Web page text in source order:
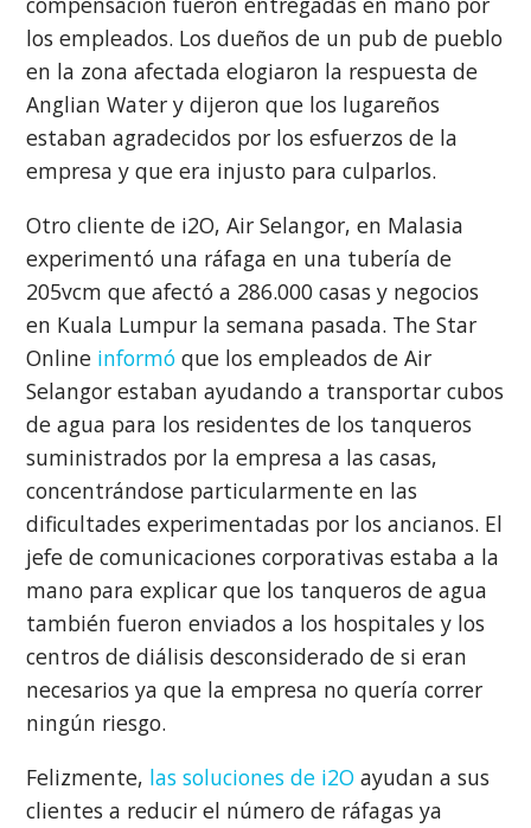
los empleados. Los dueños de un pub de pueblo
en la zona afectada elogiaron la respuesta de
Anglian Water y dijeron que los lugareños
estaban agradecidos por los esfuerzos de la
empresa y que era injusto para culparlos.
Otro cliente de i2O, Air Selangor, en Malasia
experimentó una ráfaga en una tubería de
205vcm que afectó a 286.000 casas y negocios
en Kuala Lumpur la semana pasada. The Star
Online informó que los empleados de Air
Selangor estaban ayudando a transportar cubos
de agua para los residentes de los tanqueros
suministrados por la empresa a las casas,
concentrándose particularmente en las
dificultades experimentadas por los ancianos. El
jefe de comunicaciones corporativas estaba a la
mano para explicar que los tanqueros de agua
también fueron enviados a los hospitales y los
centros de diálisis desconsiderado de si eran
necesarios ya que la empresa no quería correr
ningún riesgo.
Felizmente, las soluciones de i2O ayudan a sus
clientes a reducir el número de ráfagas ya